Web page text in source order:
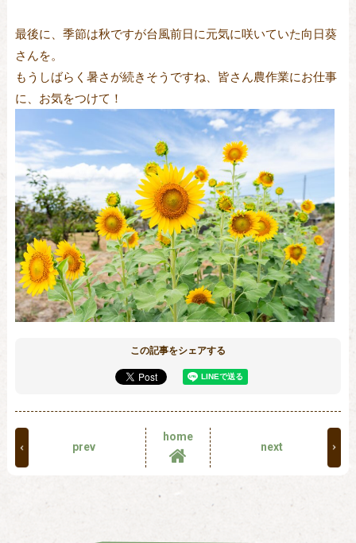
最後に、季節は秋ですが台風前日に元気に咲いていた向日葵
さんを。
もうしばらく暑さが続きそうですね、皆さん農作業にお仕事
に、お気をつけて！
この記事をシェアする
prev
home
next